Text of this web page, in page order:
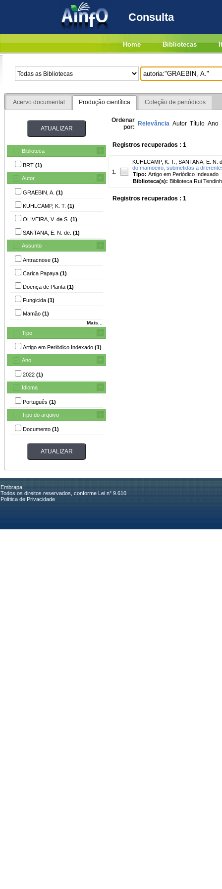
Consulta
Home Bibliotecas
Acervo documental Produção científica Coleção de periódicos
Biblioteca
BRT (1)
Autor
GRAEBIN, A. (1)
KUHLCAMP, K. T. (1)
OLIVEIRA, V. de S. (1)
SANTANA, E. N. de. (1)
Assunto
Antracnose (1)
Carica Papaya (1)
Doença de Planta (1)
Fungicida (1)
Mamão (1)
Mais...
Tipo
Artigo em Periódico Indexado (1)
Ano
2022 (1)
Idioma
Português (1)
Tipo do arquivo
Documento (1)
Ordenar
por: Relevância Autor Título Ano
Registros recuperados : 1
1.
KUHLCAMP, K. T. ; SANTANA, E. N.
do mamoeiro, submetidas a
Tipo: Artigo em Periódico Indexado
Biblioteca(s): Biblioteca Rui
Registros recuperados : 1
Embrapa
Todos os direitos reservados, conforme Lei n° 9.610
Política de Privacidade